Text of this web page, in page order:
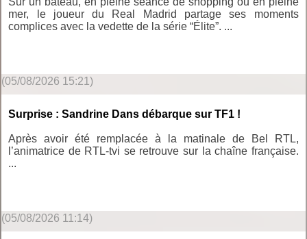
mer, le joueur du Real Madrid partage ses moments
complices avec la vedette de la série “Élite”. ...
(05/08/2026 15:21)
Surprise : Sandrine Dans débarque sur TF1 !
Après avoir été remplacée à la matinale de Bel RTL,
l’animatrice de RTL-tvi se retrouve sur la chaîne française.
...
(05/08/2026 11:14)